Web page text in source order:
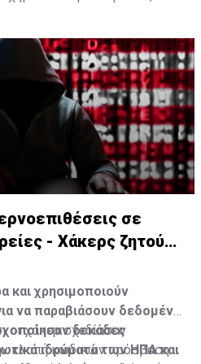
σε
- Χάκερς ζητούν
και χρησιμοποιούν
να παραβιάσουν δεδομένα
δεκάδες
ιδρύματα των ΗΠΑ και
οι χάκερ σχεδίασαν
κλοπή κωδικών πρόσβασης